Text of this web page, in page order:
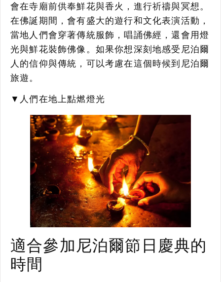
會在寺廟前供奉鮮花與香火，進行祈禱與冥想。
在佛誕期間，會有盛大的遊行和文化表演活動，
當地人們會穿著傳統服飾，唱誦佛經，還會用燈
光與鮮花裝飾佛像。如果你想深刻地感受尼泊爾
人的信仰與傳統，可以考慮在這個時候到尼泊爾
旅遊。
▼人們在地上點燃燈光
適合參加尼泊爾節日慶典的
時間